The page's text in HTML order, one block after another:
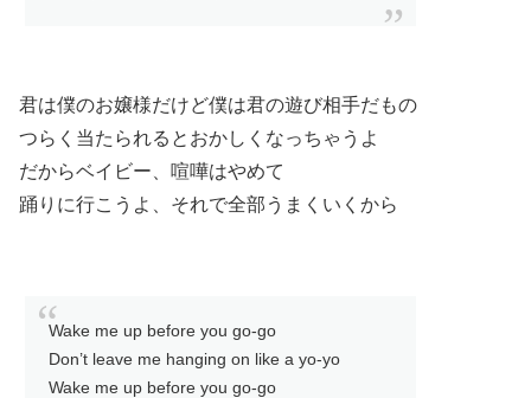
君は僕のお嬢様だけど僕は君の遊び相手だもの
つらく当たられるとおかしくなっちゃうよ
だからベイビー、喧嘩はやめて
踊りに行こうよ、それで全部うまくいくから
Wake me up before you go-go
Don’t leave me hanging on like a yo-yo
Wake me up before you go-go